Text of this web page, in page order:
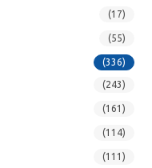
(17)
(55)
(336)
(243)
(161)
(114)
(111)